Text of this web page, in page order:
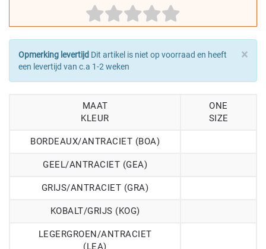
×
Opmerking levertijd Dit artikel is niet op voorraad en heeft
een levertijd van c.a 1-2 weken
MAAT
KLEUR
ONE
SIZE
BORDEAUX/ANTRACIET (BOA)
GEEL/ANTRACIET (GEA)
GRIJS/ANTRACIET (GRA)
KOBALT/GRIJS (KOG)
LEGERGROEN/ANTRACIET
(LEA)